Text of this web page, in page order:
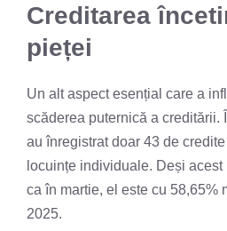
Creditarea
pieței
Un alt aspect esențial care a
scăderea puternică a creditării.
au înregistrat doar 43 de
locuințe individuale. Deși acest
ca în martie, el este cu 58,65%
2025.